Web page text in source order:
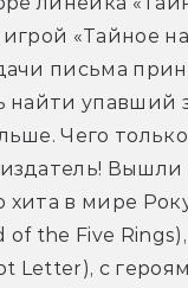
«Тайное
письма
найти упавший
Чего
Вышли
в мире
of the Five
Letter), с